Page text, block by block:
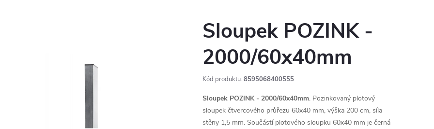
Sloupek POZINK -
2000/60x40mm
Kód produktu: 8595068400555
Sloupek POZINK - 2000/60x40mm. Pozinkovaný plotový
sloupek čtvercového průřezu 60x40 mm, výška 200 cm, síla
stěny 1,5 mm. Součástí plotového sloupku 60x40 mm je černá